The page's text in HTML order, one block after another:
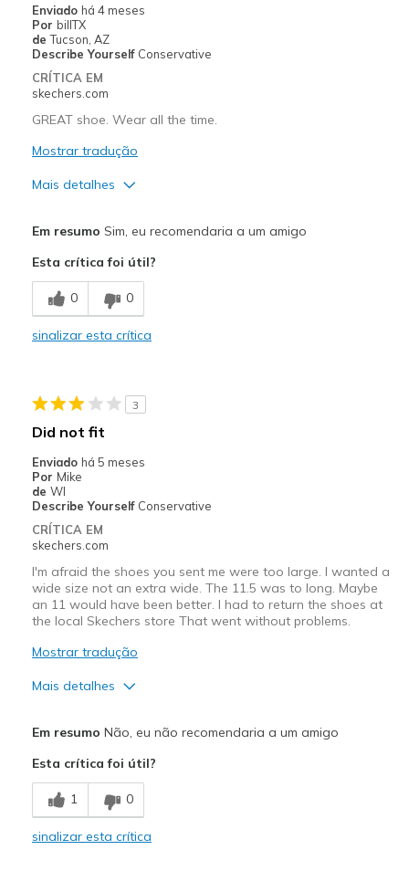
Width
Sizing
Feels true to size
View On Shoes
Enviado há 4 meses
Por billTX
de Tucson, AZ
Describe Yourself Conservative
CRÍTICA EM
skechers.com
GREAT shoe. Wear all the time.
Mostrar tradução
Mais detalhes
Breathe Well
Comfortable
Casual Wear
Width
Sizing
View On Shoes
Shoes are for Wearing
Em resumo Sim, eu recomendaria a um amigo
Esta crítica foi útil?
0 0
sinalizar esta crítica
3
Did not fit
Enviado há 5 meses
Por Mike
de WI
Describe Yourself Conservative
CRÍTICA EM
skechers.com
I'm afraid the shoes you sent me were too large. I wanted a
wide size not an extra wide. The 11.5 was to long. Maybe
an 11 would have been better. I had to return the shoes at
the local Skechers store That went without problems.
Mostrar tradução
Mais detalhes
Comfortable
Stylish
Em resumo Não, eu não recomendaria a um amigo
Esta crítica foi útil?
1 0
sinalizar esta crítica